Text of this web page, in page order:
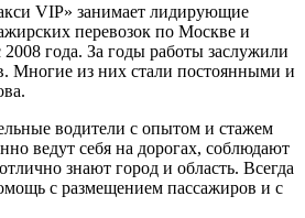
VIP» занимает лидирующие
перевозок по Москве и
года. За годы работы заслужили
Многие из них стали постоянными и
водители с опытом и стажем
ведут себя на дорогах, соблюдают
знают город и область. Всегда
с размещением пассажиров и с